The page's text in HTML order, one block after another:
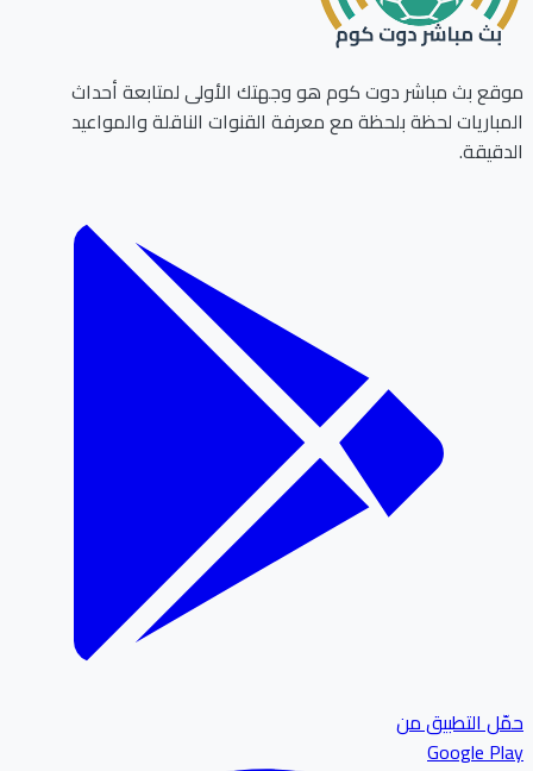
بث مباشر دوت كوم هو وجهتك الأولى لمتابعة أحداث
لحظة بلحظة مع معرفة القنوات الناقلة والمواعيد
التطبيق من
Google